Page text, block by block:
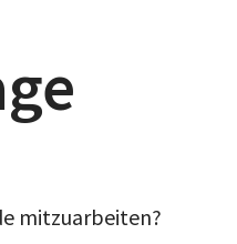
mitzuarbeiten?